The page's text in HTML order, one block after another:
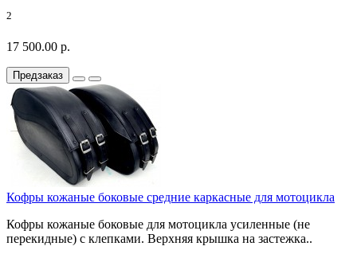
2
17 500.00 р.
Предзаказ
Кофры кожаные боковые средние каркасные для мотоцикла
Кофры кожаные боковые для мотоцикла усиленные (не
перекидные) с клепками. Верхняя крышка на застежка..